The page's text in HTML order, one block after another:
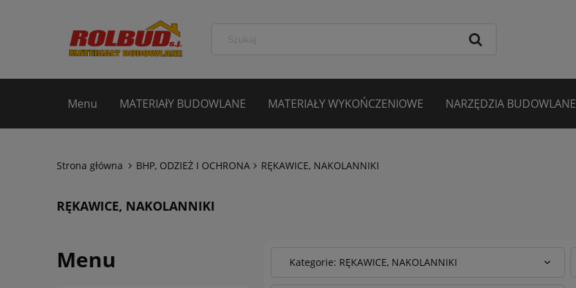
Menu MATERIAłY BUDOWLANE MATERIAŁY WYKOŃCZENIOWE NARZĘDZIA BUDOWLANE
Strona główna BHP, ODZIEŻ I OCHRONA RĘKAWICE, NAKOLANNIKI
RĘKAWICE, NAKOLANNIKI
Menu Kategorie: RĘKAWICE, NAKOLANNIKI